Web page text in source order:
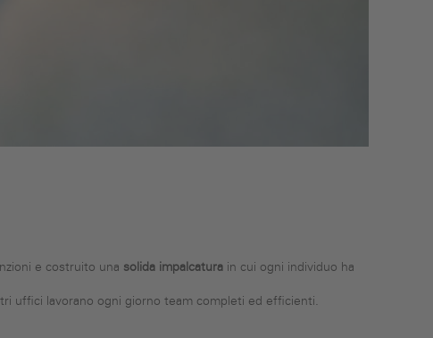
e costruito una solida impalcatura in cui ogni individuo ha
uffici lavorano ogni giorno team completi ed efficienti.